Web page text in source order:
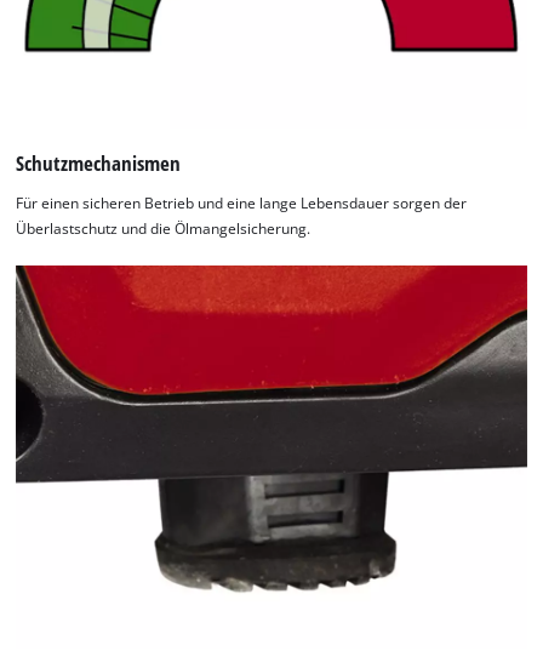
Schutzmechanismen
Für einen sicheren Betrieb und eine lange Lebensdauer sorgen der
Überlastschutz und die Ölmangelsicherung.